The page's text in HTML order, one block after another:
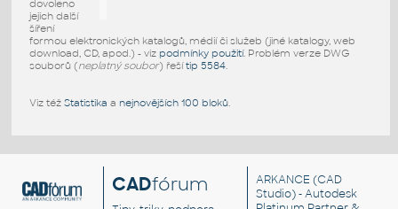
dovoleno
jejich další
šíření
formou elektronických katalogů, médií či služeb (jiné katalogy, web
download, CD, apod.) - viz podmínky použití. Problém verze DWG
souborů (neplatný soubor) řešítip 5584.
Viz též Statistika a nejnovějších 100 bloků.
CADfórum ARKANCE (CAD
Studio) - Autodesk